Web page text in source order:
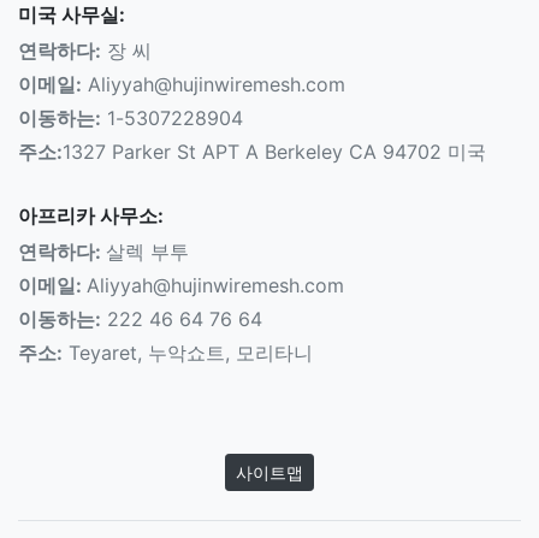
미국 사무실:
연락하다: 장 씨
이메일: Aliyyah@hujinwiremesh.com
이동하는: 1-5307228904
주소:1327 Parker St APT A Berkeley CA 94702 미국
아프리카 사무소:
연락하다: 살렉 부투
이메일: Aliyyah@hujinwiremesh.com
이동하는: 222 46 64 76 64
주소: Teyaret, 누악쇼트, 모리타니
사이트맵